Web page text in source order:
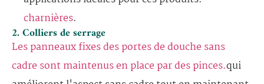
charnières.
2. Colliers de serrage
Les panneaux fixes des portes de douche sans
cadre sont maintenus en place par des pinces.qui